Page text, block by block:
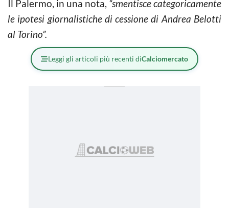
Il Palermo, in una nota, “smentisce categoricamente
le ipotesi giornalistiche di cessione di Andrea Belotti
al Torino”.
Leggi gli articoli più recenti diCalciomercato